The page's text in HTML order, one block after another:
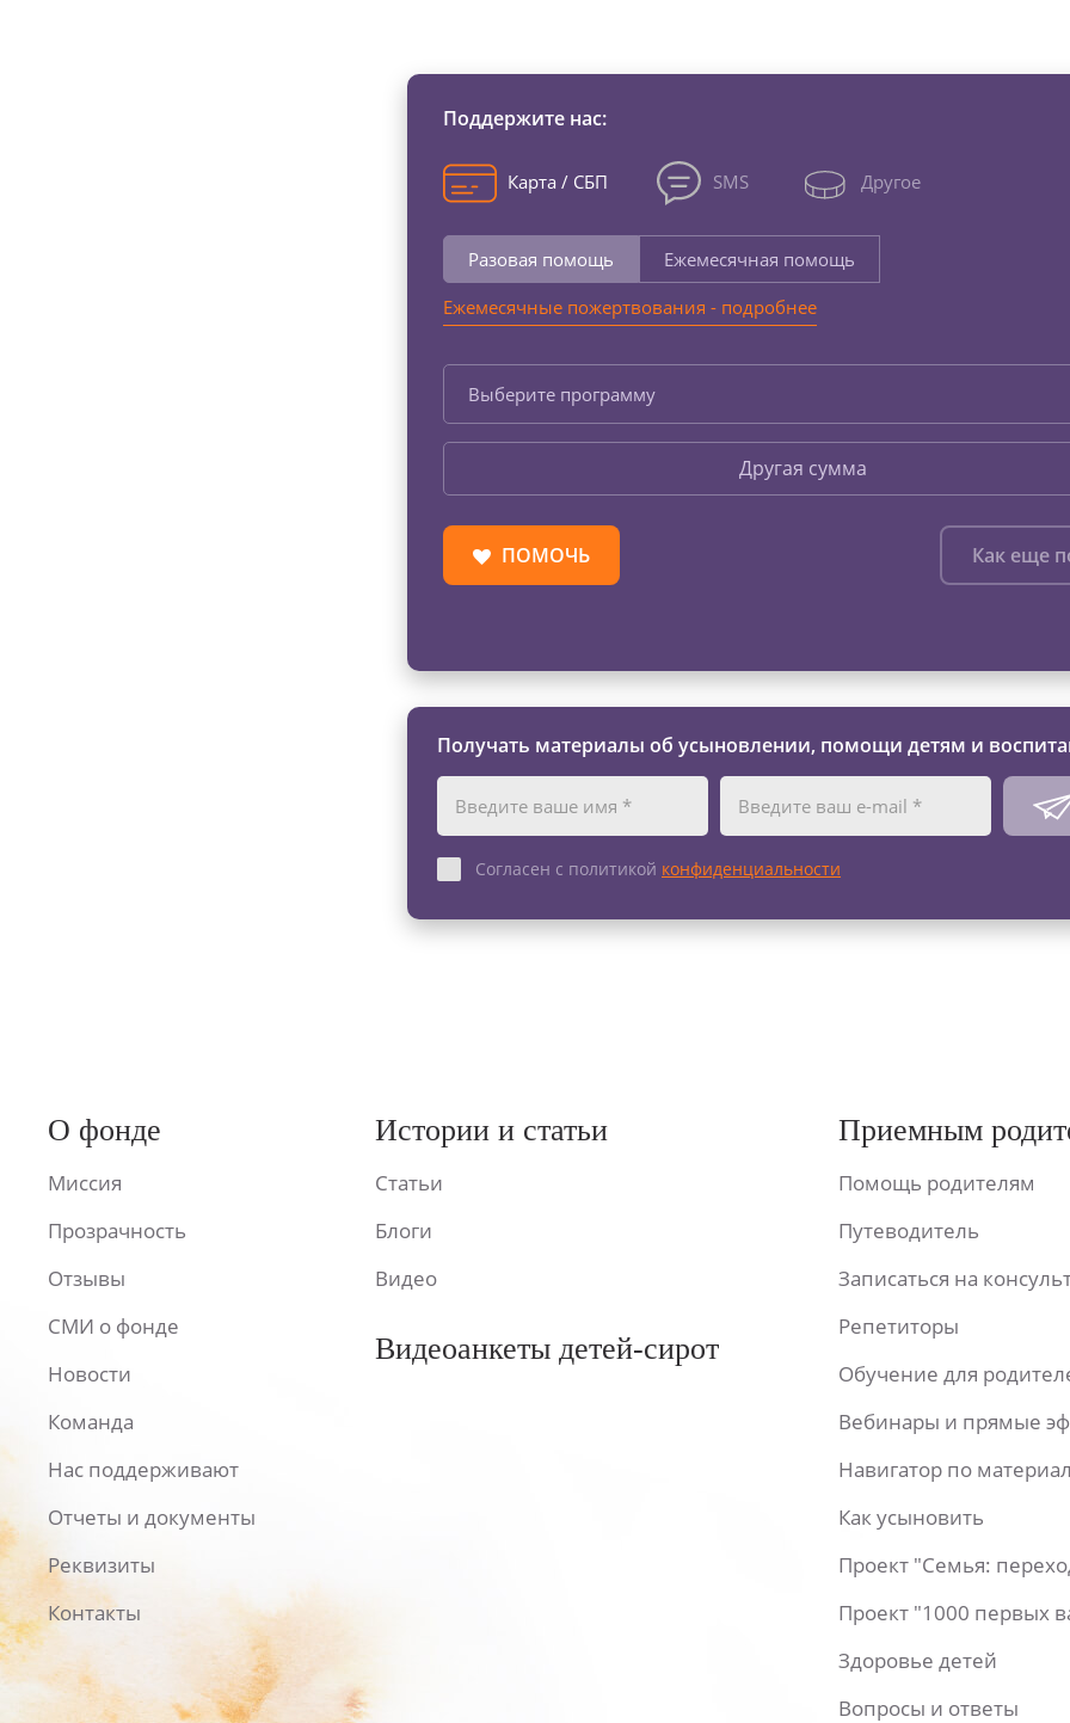
Поддержите нас:
Карта / СБП SMS Другое
Разовая помощь
Ежемесячная помощь
Ежемесячные пожертвования - подробнее
Выберите программу
Другая сумма
ПОМОЧЬ Как еще
Получать материалы об усыновлении, помощи детям и
Согласен с политикой конфиденциальности
О фонде
Миссия
Прозрачность
Отзывы
СМИ о фонде
Новости
Команда
Нас поддерживают
Отчеты и документы
Реквизиты
Контакты
Истории и статьи
Статьи
Блоги
Видео
Видеоанкеты детей-сирот
Приемным
Помощь родителям
Путеводитель
Записаться на
Репетиторы
Обучение для
Вебинары и прямые
Навигатор по
Как усыновить
Проект "Семья:
Проект "1000 первых
Здоровье детей
Вопросы и ответы